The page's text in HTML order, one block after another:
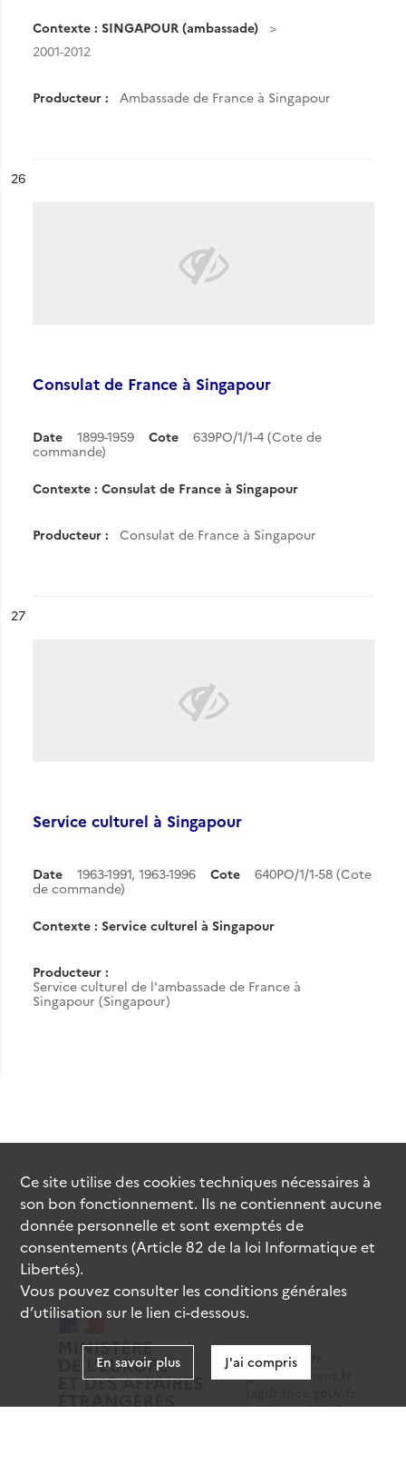
Contexte : SINGAPOUR (ambassade)
2001-2012
Producteur : Ambassade de France à Singapour
n°
26
Consulat de France à Singapour
Date 1899-1959 Cote
639PO/1/1-4 (Cote de
commande)
Contexte : Consulat de France à Singapour
Producteur : Consulat de France à Singapour
n°
27
Service culturel à Singapour
Date 1963-1991, 1963-1996 Cote
640PO/1/1-58 (Cote
de commande)
Contexte : Service culturel à Singapour
Producteur :
Service culturel de l'ambassade de France à
Singapour (Singapour)
data.gouv.fr
gouvernement.fr
service-public.fr
Ce site utilise descookiestechniques nécessaires à
son bon fonctionnement. Ils ne contiennent aucune
donnée personnelle et sont exemptés de
consentements (Article 82 de la loi Informatique et
Libertés).
Vous pouvez consulter les conditions générales
d’utilisation sur le lien ci-dessous.
En savoir plus J'ai compris